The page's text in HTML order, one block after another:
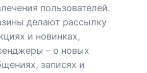
пользователей.
делают рассылку
и новинках,
– о новых
записях и